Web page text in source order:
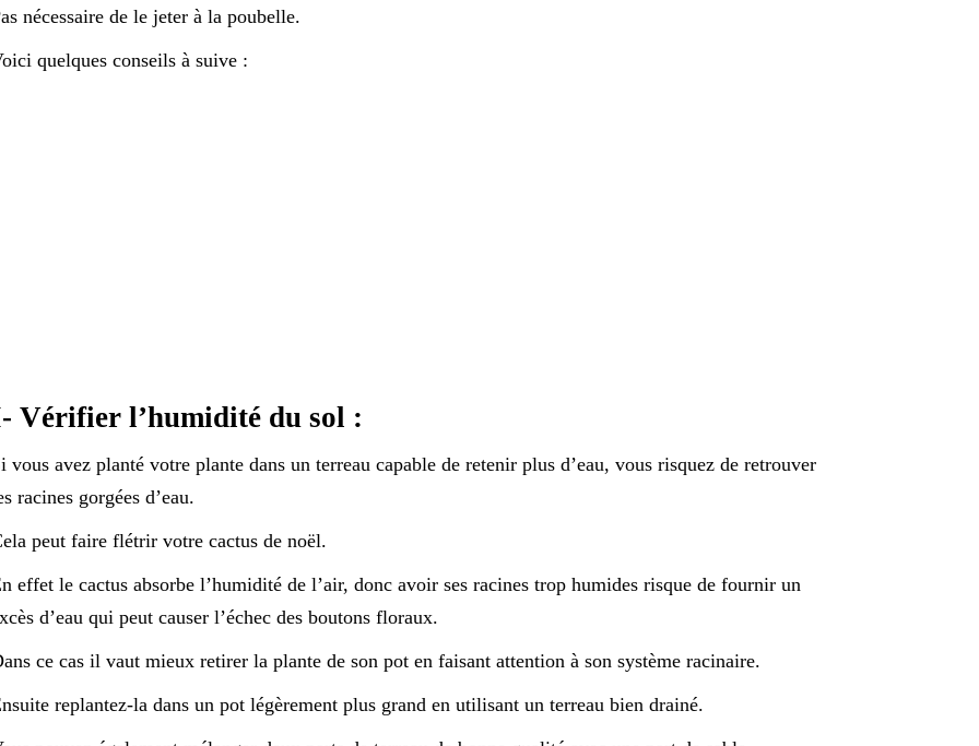
nécessaire de le jeter à la poubelle.
quelques conseils à suive :
Vérifier l’humidité du sol :
vous avez planté votre plante dans un terreau capable de retenir plus d’eau, vous risquez de retrouver
racines gorgées d’eau.
peut faire flétrir votre cactus de noël.
effet le cactus absorbe l’humidité de l’air, donc avoir ses racines trop humides risque de fournir un
d’eau qui peut causer l’échec des boutons floraux.
ce cas il vaut mieux retirer la plante de son pot en faisant attention à son système racinaire.
replantez-la dans un pot légèrement plus grand en utilisant un terreau bien drainé.